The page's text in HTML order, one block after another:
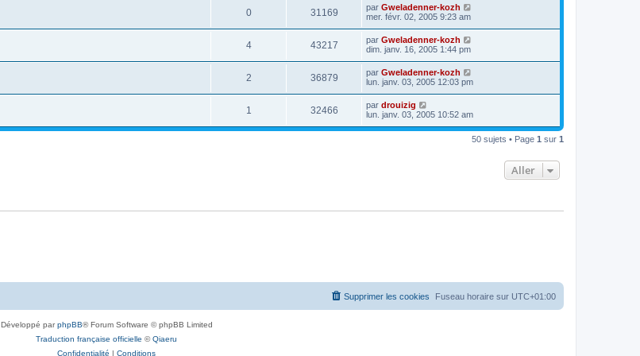
0 31169 par Gweladenner-kozh
mer. févr. 02, 2005 9:23 am
4 43217 par Gweladenner-kozh
dim. janv. 16, 2005 1:44 pm
2 36879 par Gweladenner-kozh
lun. janv. 03, 2005 12:03 pm
1 32466 par drouizig
lun. janv. 03, 2005 10:52 am
50 sujets • Page 1 sur 1
Aller
Fuseau horaire sur UTC+01:00
Supprimer les cookies
Développé parphpBB® Forum Software © phpBB Limited
Traduction française officielle ©Qiaeru
Confidentialité | Conditions